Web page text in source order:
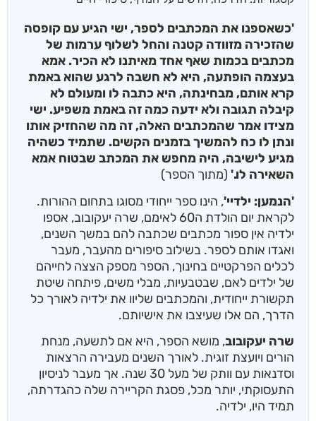
'כשאספנו את המכתבים לספר, ישי הגיע עם קופסה
שהזכירה מזוודה קטנה והחל לשלוף ערמות של
מכתבים בכמות שאף אחד מאיתנו לא הכיר. אמא
בעצמה הופתעה, היא לא חשבה לרגע שהוא באמת
קרא אותם, מבחינתה, היא כתבה לו ומעולם לא
קיבלה תגובה ולא ידעה כמה זה באמת משפיע. ישי
מצידו אמר שהמכתבים האלה, זה מה שהחזיק אותו
ונתן לו כח להמשיך בזמנים הקשים. שתמיד כשהיה
מגיע לישיבה, היה מחפש את המכתב שבטוח אמא
השאירה לו.' (מתוך הספר)
'הנמען: ילדיי', הינו ספר ייחודי מסוגו בתחום ההורות.
לקראת יום הולדת ה60 לאימם, שרה יעקובוב, אספו
ילדיה אין ספור מכתבים שכתבה להם במשך השנים,
ואגדו אותם לספר. בשילוב סיפורים מהעבר, מעבר
לכלים הפרקטיים בחינוך, הספר מספק הצצה לחייהם
של ילדים לאם, שבטבעיות, מבלי משים, פיתחה שיטת
תקשורת ייחודית, והמכתבים שליוו את ילדיה לאורך כל
הדרך, הם אלו שעיצבו את אישיותם.
שרה יעקובוב, מושא הספר, היא אם לתשעה, מנחת
הורים ויועצת זוגית. לאורך השנים מעבירה הרצאות
וסדנאות עם וותק של מעל 30 שנה. אך מעבר לניסיון
התעסוקתי, יותר מכל, פסגת הקריירה שלה כהגדרתה,
תמיד היו, ילדיה.